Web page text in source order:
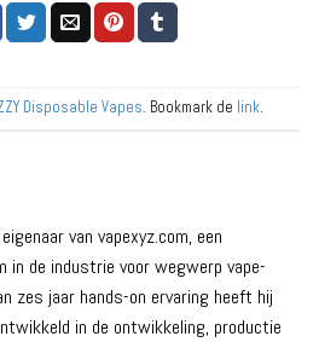
Disposable Vapes. Bookmark de link.
van vapexyz.com, een
in de industrie voor wegwerp vape-
zes jaar hands-on ervaring heeft hij
in de ontwikkeling, productie